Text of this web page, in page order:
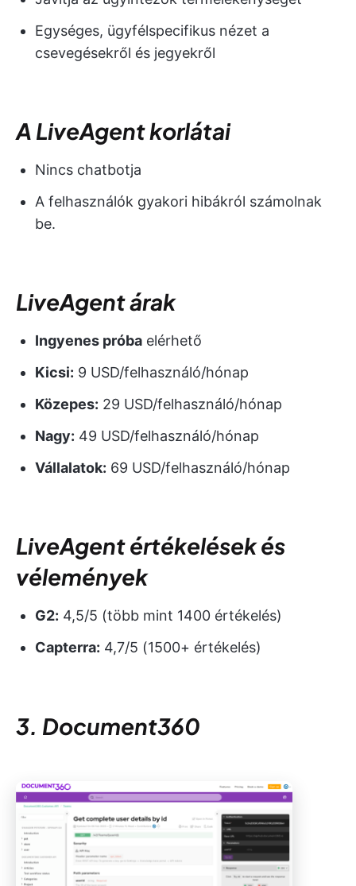
Egységes, ügyfélspecifikus nézet a
csevegésekről és jegyekről
A LiveAgent korlátai
Nincs chatbotja
A felhasználók gyakori hibákról számolnak
be.
LiveAgent árak
Ingyenes próba elérhető
Kicsi: 9 USD/felhasználó/hónap
Közepes: 29 USD/felhasználó/hónap
Nagy: 49 USD/felhasználó/hónap
Vállalatok: 69 USD/felhasználó/hónap
LiveAgent értékelések és
vélemények
G2: 4,5/5 (több mint 1400 értékelés)
Capterra: 4,7/5 (1500+ értékelés)
3. Document360